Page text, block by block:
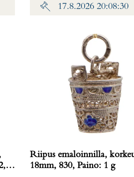
17.8.2026 20:08:30
Riipus emaloinnilla,
18mm, 830, Paino: 1 g